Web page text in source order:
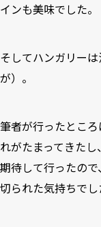
インも美味でした。
そしてハンガリー
が）。
筆者が行ったとこ
れがたまってきた
期待して行ったの
切られた気持ちでし